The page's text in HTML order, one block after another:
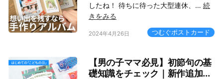
したね！ 待ちに待った大型連休、…続
きをみる
2024年4月26日 つむぐポストカード
【男の子ママ必見】初節句の基
礎知識をチェック｜新作追加...